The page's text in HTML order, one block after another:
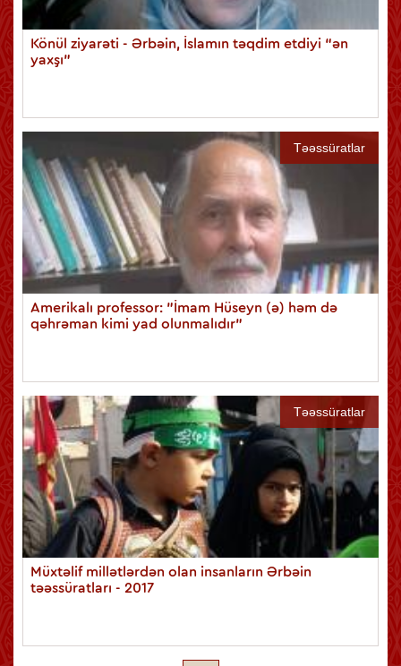
Könül ziyarəti - Ərbəin, İslamın təqdim etdiyi “ən
yaxşı”
Təəssüratlar
Amerikalı professor: "İmam Hüseyn (ə) həm də
qəhrəman kimi yad olunmalıdır"
Təəssüratlar
Müxtəlif millətlərdən olan insanların Ərbəin
təəssüratları - 2017